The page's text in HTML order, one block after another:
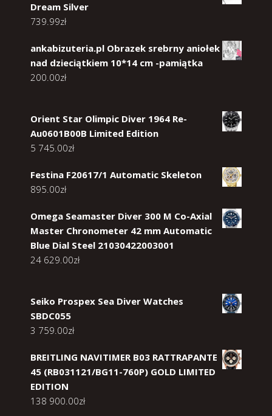
Dream Silver
739.99zł
ankabizuteria.pl Obrazek srebrny aniołek
nad dzieciątkiem 10*14 cm -pamiątka
200.00zł
Orient Star Olimpic Diver 1964 Re-
Au0601B00B Limited Edition
5 745.00zł
Festina F20617/1 Automatic Skeleton
895.00zł
Omega Seamaster Diver 300 M Co-Axial
Master Chronometer 42 mm Automatic
Blue Dial Steel 21030422003001
24 629.00zł
Seiko Prospex Sea Diver Watches
SBDC055
3 759.00zł
BREITLING NAVITIMER B03 RATTRAPANTE
45 (RB031121/BG11-760P) GOLD LIMITED
EDITION
138 900.00zł